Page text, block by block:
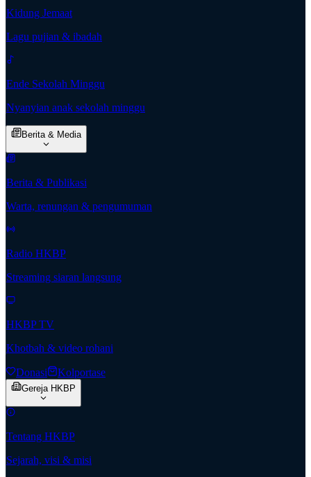
Kidung Jemaat
Lagu pujian & ibadah
Ende Sekolah Minggu
Nyanyian anak sekolah minggu
Berita & Media
Berita & Publikasi
Warta, renungan & pengumuman
Radio HKBP
Streaming siaran langsung
HKBP TV
Khotbah & video rohani
Donasi Kolportase
Gereja HKBP
Tentang HKBP
Sejarah, visi & misi